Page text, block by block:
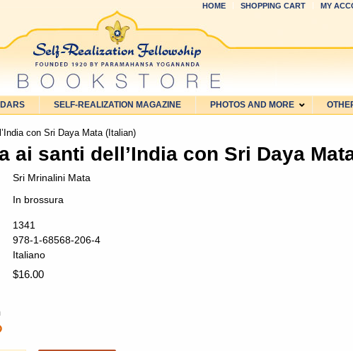
HOME SHOPPING CART MY
SELF-REALIZATION MAGAZINE PHOTOS AND MORE
con Sri Daya Mata (Italian)
ai santi dell’India con Sri Daya
Sri Mrinalini Mata
In brossura
1341
978-1-68568-206-4
Italiano
$16.00